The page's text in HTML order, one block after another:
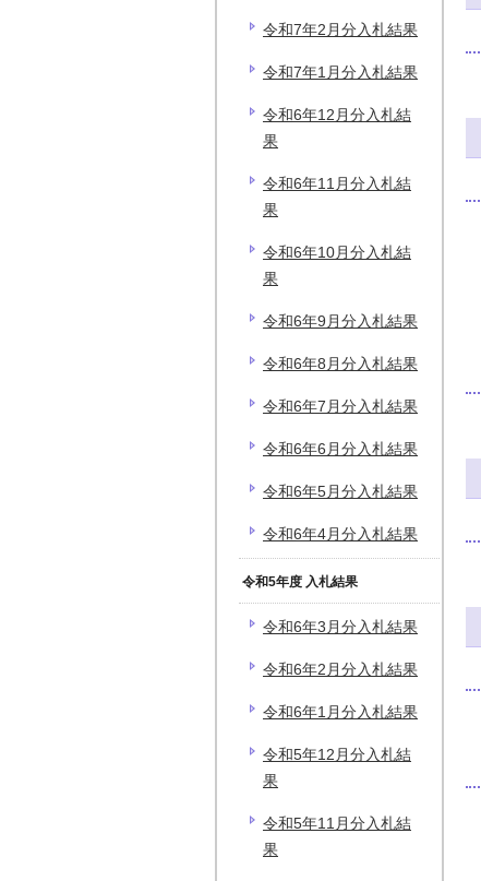
令和7年2月分入札結果
令和7年1月分入札結果
令和6年12月分入札結
果
令和6年11月分入札結
果
令和6年10月分入札結
果
令和6年9月分入札結果
令和6年8月分入札結果
令和6年7月分入札結果
令和6年6月分入札結果
令和6年5月分入札結果
令和6年4月分入札結果
令和5年度 入札結果
令和6年3月分入札結果
令和6年2月分入札結果
令和6年1月分入札結果
令和5年12月分入札結
果
令和5年11月分入札結
果